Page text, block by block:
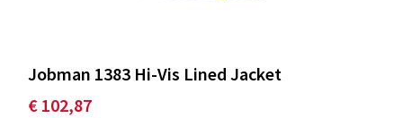
Jobman 1383 Hi-Vis Lined Jacket
€ 102,87